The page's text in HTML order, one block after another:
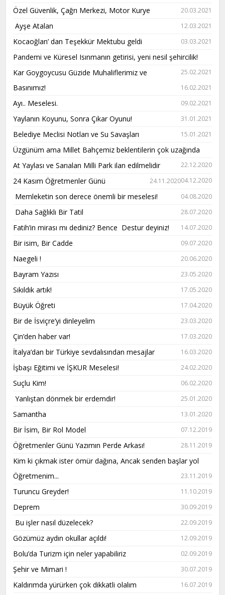
Özel Güvenlik, Çağrı Merkezi, Motor Kurye 20.03.2021
Ayşe Atalan 12.03.2021
Kocaoğlan’ dan Teşekkür Mektubu geldi 03.03.2021
Pandemi ve Küresel Isınmanın getirisi, yeni nesil şehircilik!
25.02.2021
Kar Goygoycusu Güzide Muhaliflerimiz ve
Basınımız!
16.02.2021
Ayı.. Meselesi. 09.02.2021
Yaylanın Koyunu, Sonra Çıkar Oyunu! 31.01.2021
Belediye Meclisi Notları ve Su Savaşları 15.01.2021
Üzgünüm ama Millet Bahçemiz beklentilerin çok uzağında
22.12.2020
At Yaylası ve Sarıalan Milli Park ilan edilmelidir
04.12.2020
24 Kasım Öğretmenler Günü 24.11.2020
Memleketin son derece önemli bir meselesi! 04.08.2020
Daha Sağlıklı Bir Tatil 28.07.2020
Fatih’in mirası mı dediniz? Bence Destur deyiniz! 14.07.2020
Bir isim, Bir Cadde 09.07.2020
Naegeli ! 20.06.2020
Bayram Yazısı 23.05.2020
Sıkıldık artık! 17.05.2020
Büyük Öğreti 17.04.2020
Bir de İsviçre’yi dinleyelim 23.03.2020
Çin’den haber var! 17.03.2020
İtalya’dan bir Türkiye sevdalısından mesajlar 16.03.2020
İşbaşı Eğitimi ve İŞKUR Meselesi! 24.02.2020
Suçlu Kim! 06.02.2020
Yanlıştan dönmek bir erdemdir! 25.01.2020
Samantha 13.01.2020
Bir İsim, Bir Rol Model 07.12.2019
Öğretmenler Günü Yazımın Perde Arkası! 28.11.2019
Kim ki çıkmak ister ömür dağına, Ancak senden başlar yol
Öğretmenim...
23.11.2019
Turuncu Greyder! 11.10.2019
Deprem 30.09.2019
Bu işler nasıl düzelecek? 22.09.2019
Gözümüz aydın okullar açıldı! 12.09.2019
Bolu’da Turizm için neler yapabiliriz 02.09.2019
Şehir ve Mimari ! 30.07.2019
Kaldırımda yürürken çok dikkatli olalım 16.07.2019